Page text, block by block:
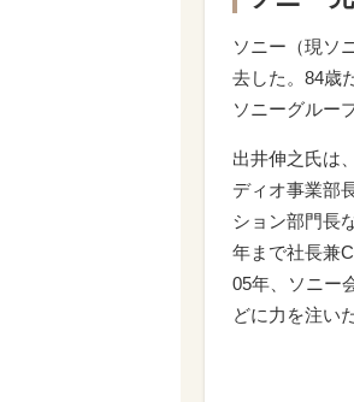
ソニー（現ソ
去した。84歳
ソニーグルー
出井伸之氏は
ディオ事業部
ション部門長
年まで社長兼
05年、ソニー
どに力を注い